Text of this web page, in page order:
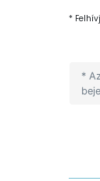
*
*